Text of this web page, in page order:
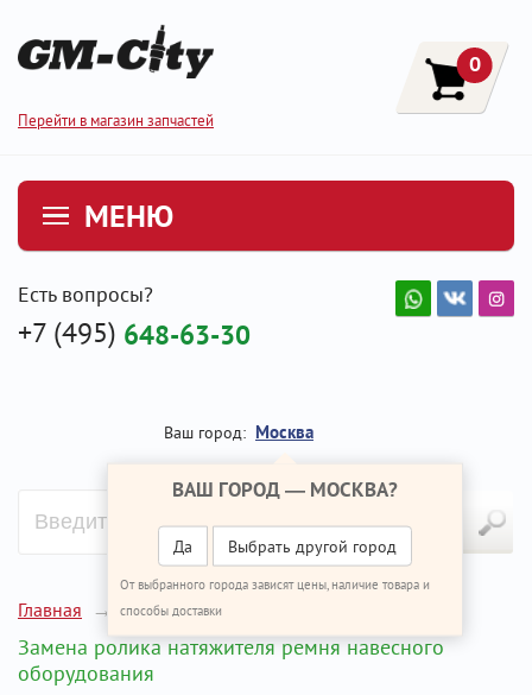
Перейти в магазин запчастей
0
МЕНЮ
Есть вопросы?
+7 (495) 648-63-30
Ваш город: Москва
ВАШ ГОРОД — МОСКВА?
Да Выбрать другой город
От выбранного города зависят цены, наличие товара и
способы доставки
Главная Ремонт КИА Спортейдж
Замена ролика натяжителя ремня навесного
оборудования